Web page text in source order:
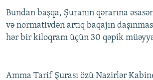
Bundan başqa, Şuranın qərarına
və normativdən artıq baqajın
hər bir kiloqram üçün 30 qəpik
Amma Tarif Şurası özü Nazirlər